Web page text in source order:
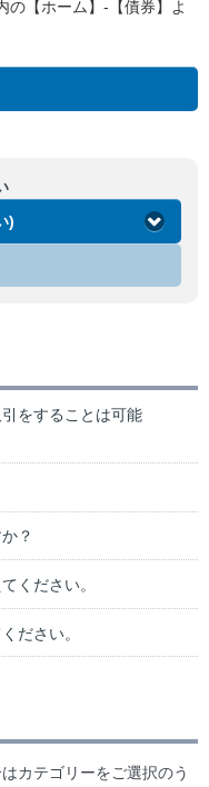
の【ホーム】-【債券】よ
)
をすることは可能
？
ください。
ださい。
カテゴリーをご選択のう